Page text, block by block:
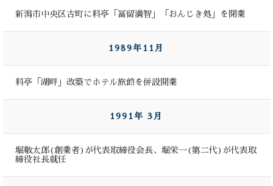
新潟市中央区古町に料亭「冨留満智」「おんじき処」を開業
1989年11月
料亭「湖畔」改築でホテル旅館を併設開業
1991年 3月
堀敬太郎(創業者)が代表取締役会長、堀栄一(第二代)が代表取
締役社長就任